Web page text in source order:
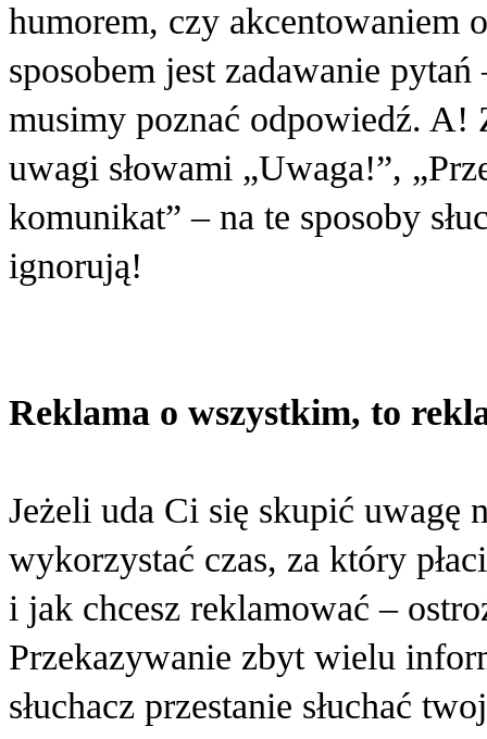
humorem, czy akcentowaniem
sposobem jest zadawanie
musimy poznać odpowiedź. A!
uwagi słowami „Uwaga!”,
komunikat” – na te sposoby
ignorują!
Reklama o wszystkim, to
Jeżeli uda Ci się skupić uwagę
wykorzystać czas, za który
i jak chcesz reklamować –
Przekazywanie zbyt wielu
słuchacz przestanie słuchać